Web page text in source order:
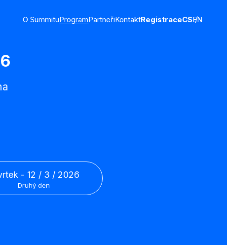
O SummituProgramPartneřiKontaktRegistraceCSEN
- 12 / 3 / 2026
Druhý den